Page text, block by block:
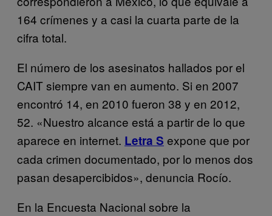
164 crímenes y a casi la cuarta parte de la
cifra total.
El número de los asesinatos hallados por el
CAIT siempre van en aumento. Si en 2007
encontró 14, en 2010 fueron 38 y en 2012,
52. «Nuestro alcance está a partir de lo que
aparece en internet. Letra S expone que por
cada crimen documentado, por lo menos dos
pasan desapercibidos», denuncia Rocío.
En la Encuesta Nacional sobre la